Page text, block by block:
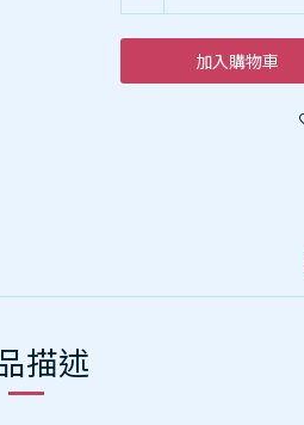
加入購物車
描述